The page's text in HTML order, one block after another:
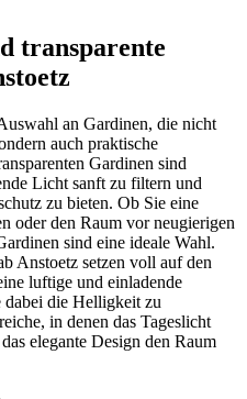
transparente
an Gardinen, die nicht
auch praktische
Gardinen sind
Licht sanft zu filtern und
zu bieten. Ob Sie eine
oder den Raum vor neugierigen
sind eine ideale Wahl.
Anstoetz setzen voll auf den
luftige und einladende
dabei die Helligkeit zu
in denen das Tageslicht
elegante Design den Raum